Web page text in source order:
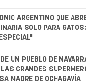
ARGENTINO QUE
SOLO PARA
UN PUEBLO DE
GRANDES
MADRE DE OCHAGAVÍA